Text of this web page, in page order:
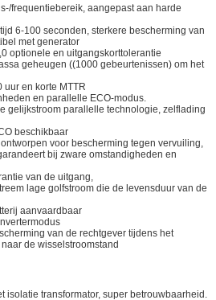
frequentiebereik, aangepast aan harde
6-100 seconden, sterkere bescherming van
met generator
optionele en uitgangskorttolerantie
geheugen ((1000 gebeurtenissen) om het
uur en korte MTTR
en parallelle ECO-modus.
gelijkstroom parallelle technologie, zelflading
beschikbaar
voor bescherming tegen vervuiling,
bij zware omstandigheden en
van de uitgang,
lage golfstroom die de levensduur van de
aanvaardbaar
van de rechtgever tijdens het
de wisselstroomstand
isolatie transformator, super betrouwbaarheid.